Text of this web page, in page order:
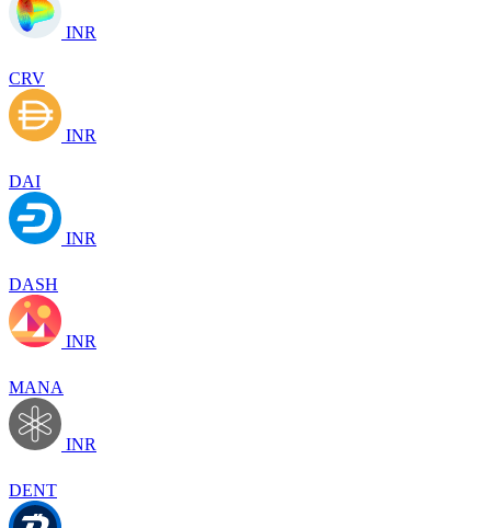
INR
CRV
INR
DAI
INR
DASH
INR
MANA
INR
DENT